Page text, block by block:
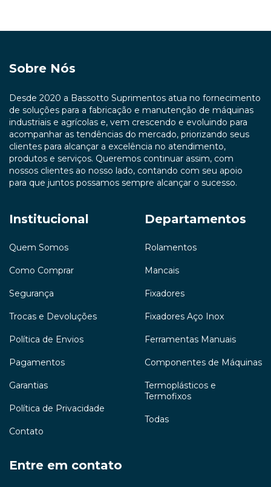
Sobre Nós
Desde 2020 a Bassotto Suprimentos atua no fornecimento
de soluções para a fabricação e manutenção de máquinas
industriais e agrícolas e, vem crescendo e evoluindo para
acompanhar as tendências do mercado, priorizando seus
clientes para alcançar a excelência no atendimento,
produtos e serviços. Queremos continuar assim, com
nossos clientes ao nosso lado, contando com seu apoio
para que juntos possamos sempre alcançar o sucesso.
Institucional
Quem Somos
Como Comprar
Segurança
Trocas e Devoluções
Política de Envios
Pagamentos
Garantias
Política de Privacidade
Contato
Departamentos
Rolamentos
Mancais
Fixadores
Fixadores Aço Inox
Ferramentas Manuais
Componentes de Máquinas
Termoplásticos e
Termofixos
Todas
Entre em contato